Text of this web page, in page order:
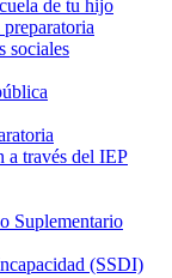
de tu hijo
preparatoria
sociales
a través del IEP
Suplementario
(SSDI)